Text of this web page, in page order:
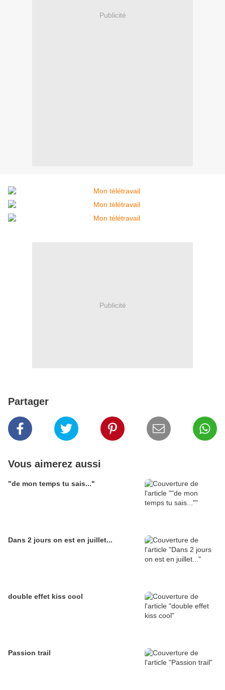
Publicité
Publicité
Partager
Vous aimerez aussi
"de mon temps tu sais..."
Dans 2 jours on est en juillet...
double effet kiss cool
Passion trail